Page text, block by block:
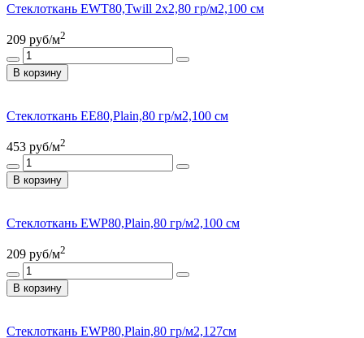
Стеклоткань EWT80,Twill 2x2,80 гр/м2,100 см
209 руб/м2
В корзину
Стеклоткань EE80,Plain,80 гр/м2,100 см
453 руб/м2
В корзину
Стеклоткань EWP80,Plain,80 гр/м2,100 см
209 руб/м2
В корзину
Стеклоткань EWP80,Plain,80 гр/м2,127см